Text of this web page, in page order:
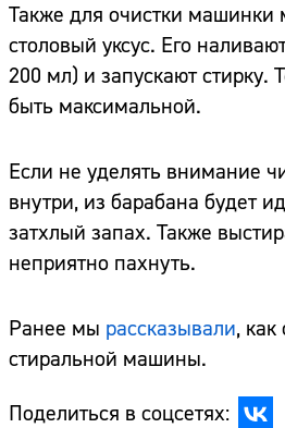
Также для очистки машинки
столовый уксус. Его
200 мл) и запускают стирку.
быть максимальной.
Если не уделять внимание
внутри, из барабана будет
затхлый запах. Также
неприятно пахнуть.
Ранее мы рассказывали, как
стиральной машины.
Поделиться в соцсетях: